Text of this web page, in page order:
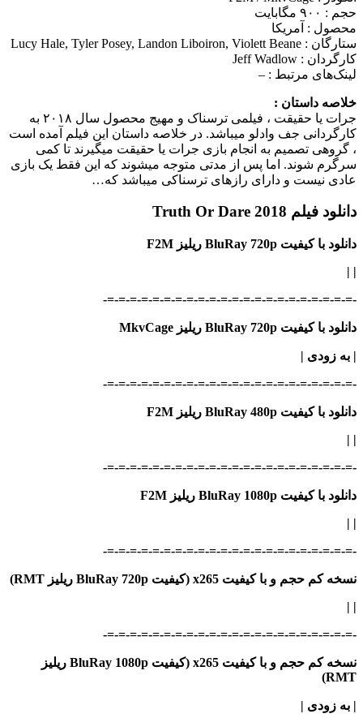
حجم : ۹۰۰ مگابایت
محصول : آمریکا
ستارگان : Lucy Hale, Tyler Posey, Landon Liboiron, Violett Beane
کارگردان : Jeff Wadlow
لینک‌های مرتبط : –
خلاصه داستان :
جرات یا حقیقت ، فیلمی ترسناک و مهیج محصول سال ۲۰۱۸ به
کارگردانی جف وادلو می‎باشد. در خلاصه داستان این فیلم آمده است
، گروهی تصمیم به انجام بازی جرات یا حقیقت می‎گیرند تا کمی
سرگرم شوند. اما پس از مدتی متوجه می‎شوند که این فقط یک بازی
عادی نیست و دارای رازهای ترسناکی می‎باشد که…
دانلود فیلم Truth Or Dare 2018
دانلود با کیفیت BluRay 720p ریلیز F2M
|
|
-=-=-=-=-=-=-=-=-=-=-=-=-=-=-=-=-=-=-=-=-=-=-
دانلود با کیفیت BluRay 720p ریلیز MkvCage
| به زودی |
-=-=-=-=-=-=-=-=-=-=-=-=-=-=-=-=-=-=-=-=-=-=-
دانلود با کیفیت BluRay 480p ریلیز F2M
|
|
-=-=-=-=-=-=-=-=-=-=-=-=-=-=-=-=-=-=-=-=-=-=-
دانلود با کیفیت BluRay 1080p ریلیز F2M
|
|
-=-=-=-=-=-=-=-=-=-=-=-=-=-=-=-=-=-=-=-=-=-=-
نسخه کم حجم و با کیفیت x265 (کیفیت BluRay 720p ریلیز RMT)
| |
-=-=-=-=-=-=-=-=-=-=-=-=-=-=-=-=-=-=-=-=-=-=-
نسخه کم حجم و با کیفیت x265 (کیفیت BluRay 1080p ریلیز
RMT)
| به زودی |